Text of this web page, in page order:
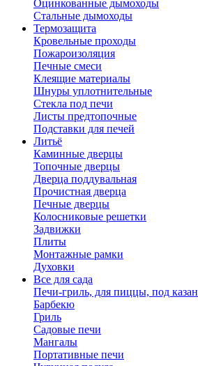
Оцинкованные дымоходы
Стальные дымоходы
Термозащита
Кровельные проходы
Пожароизоляция
Печные смеси
Клеящие материалы
Шнуры уплотнительные
Стекла под печи
Листы предтопочные
Подставки для печей
Литьё
Каминные дверцы
Топочные дверцы
Дверца поддувальная
Прочистная дверца
Печные дверцы
Колосниковые решетки
Задвижки
Плиты
Монтажные рамки
Духовки
Все для сада
Печи-гриль, для пиццы, под казан
Барбекю
Гриль
Садовые печи
Мангалы
Портативные печи